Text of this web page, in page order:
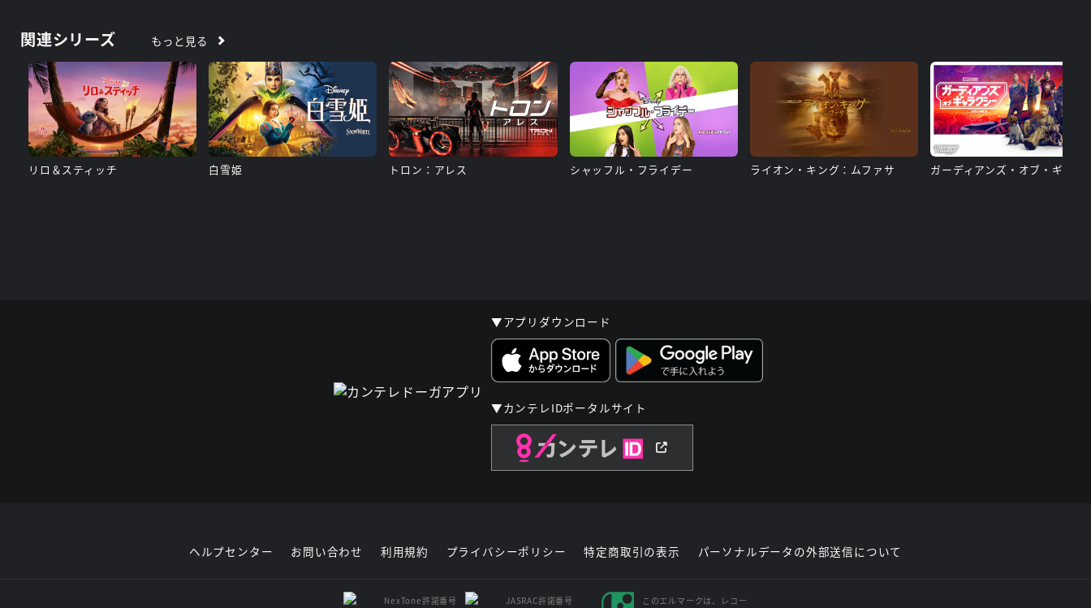
関連シリーズ もっと見る
リロ＆スティッチ 白雪姫 トロン：アレス シャッフル・フライデー ライオン・キング：ムファサ
▼アプリダウンロード
▼カンテレIDポータルサイト
ヘルプセンター お問い合わせ 利用規約 プライバシーポリシー 特定商取引の表示 パーソナルデータの外部送信について
NexTone許諾番号 JASRAC許諾番号 このエルマークは、レコー